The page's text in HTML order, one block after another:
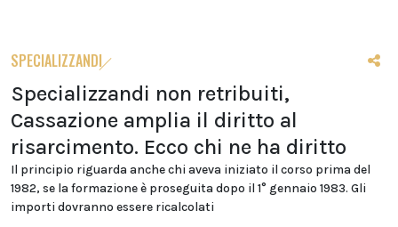
SPECIALIZZANDI
Specializzandi non retribuiti,
Cassazione amplia il diritto al
risarcimento. Ecco chi ne ha diritto
Il principio riguarda anche chi aveva iniziato il corso prima del
1982, se la formazione è proseguita dopo il 1° gennaio 1983. Gli
importi dovranno essere ricalcolati